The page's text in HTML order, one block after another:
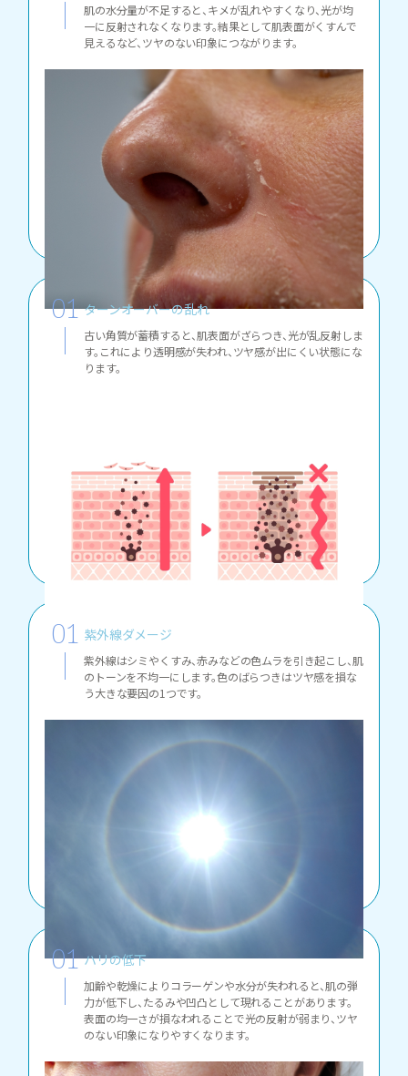
肌の水分量が不足すると、キメが乱れやすくなり、光が均
一に反射されなくなります。結果として肌表面がくすんで
見えるなど、ツヤのない印象につながります。
ターンオーバーの乱れ
古い角質が蓄積すると、肌表面がざらつき、光が乱反射しま
す。これにより透明感が失われ、ツヤ感が出にくい状態にな
ります。
紫外線ダメージ
紫外線はシミやくすみ、赤みなどの色ムラを引き起こし、肌
のトーンを不均一にします。色のばらつきはツヤ感を損な
う大きな要因の1つです。
ハリの低下
加齢や乾燥によりコラーゲンや水分が失われると、肌の弾
力が低下し、たるみや凹凸として現れることがあります。
表面の均一さが損なわれることで光の反射が弱まり、ツヤ
のない印象になりやすくなります。